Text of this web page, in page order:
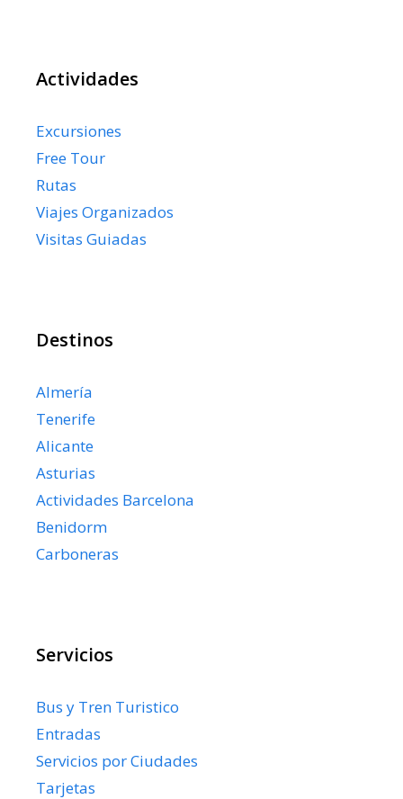
Actividades
Excursiones
Free Tour
Rutas
Viajes Organizados
Visitas Guiadas
Destinos
Almería
Tenerife
Alicante
Asturias
Actividades Barcelona
Benidorm
Carboneras
Servicios
Bus y Tren Turistico
Entradas
Servicios por Ciudades
Tarjetas